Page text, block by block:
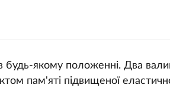
якому положенні. Два
пам'яті підвищеної